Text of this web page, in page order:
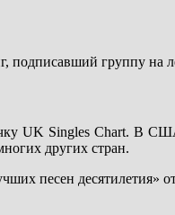
подписавший группу на
UK Singles Chart. В
других стран.
песен десятилетия»